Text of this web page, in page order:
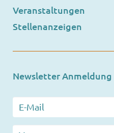
Veranstaltungen
Stellenanzeigen
Newsletter Anmeldung